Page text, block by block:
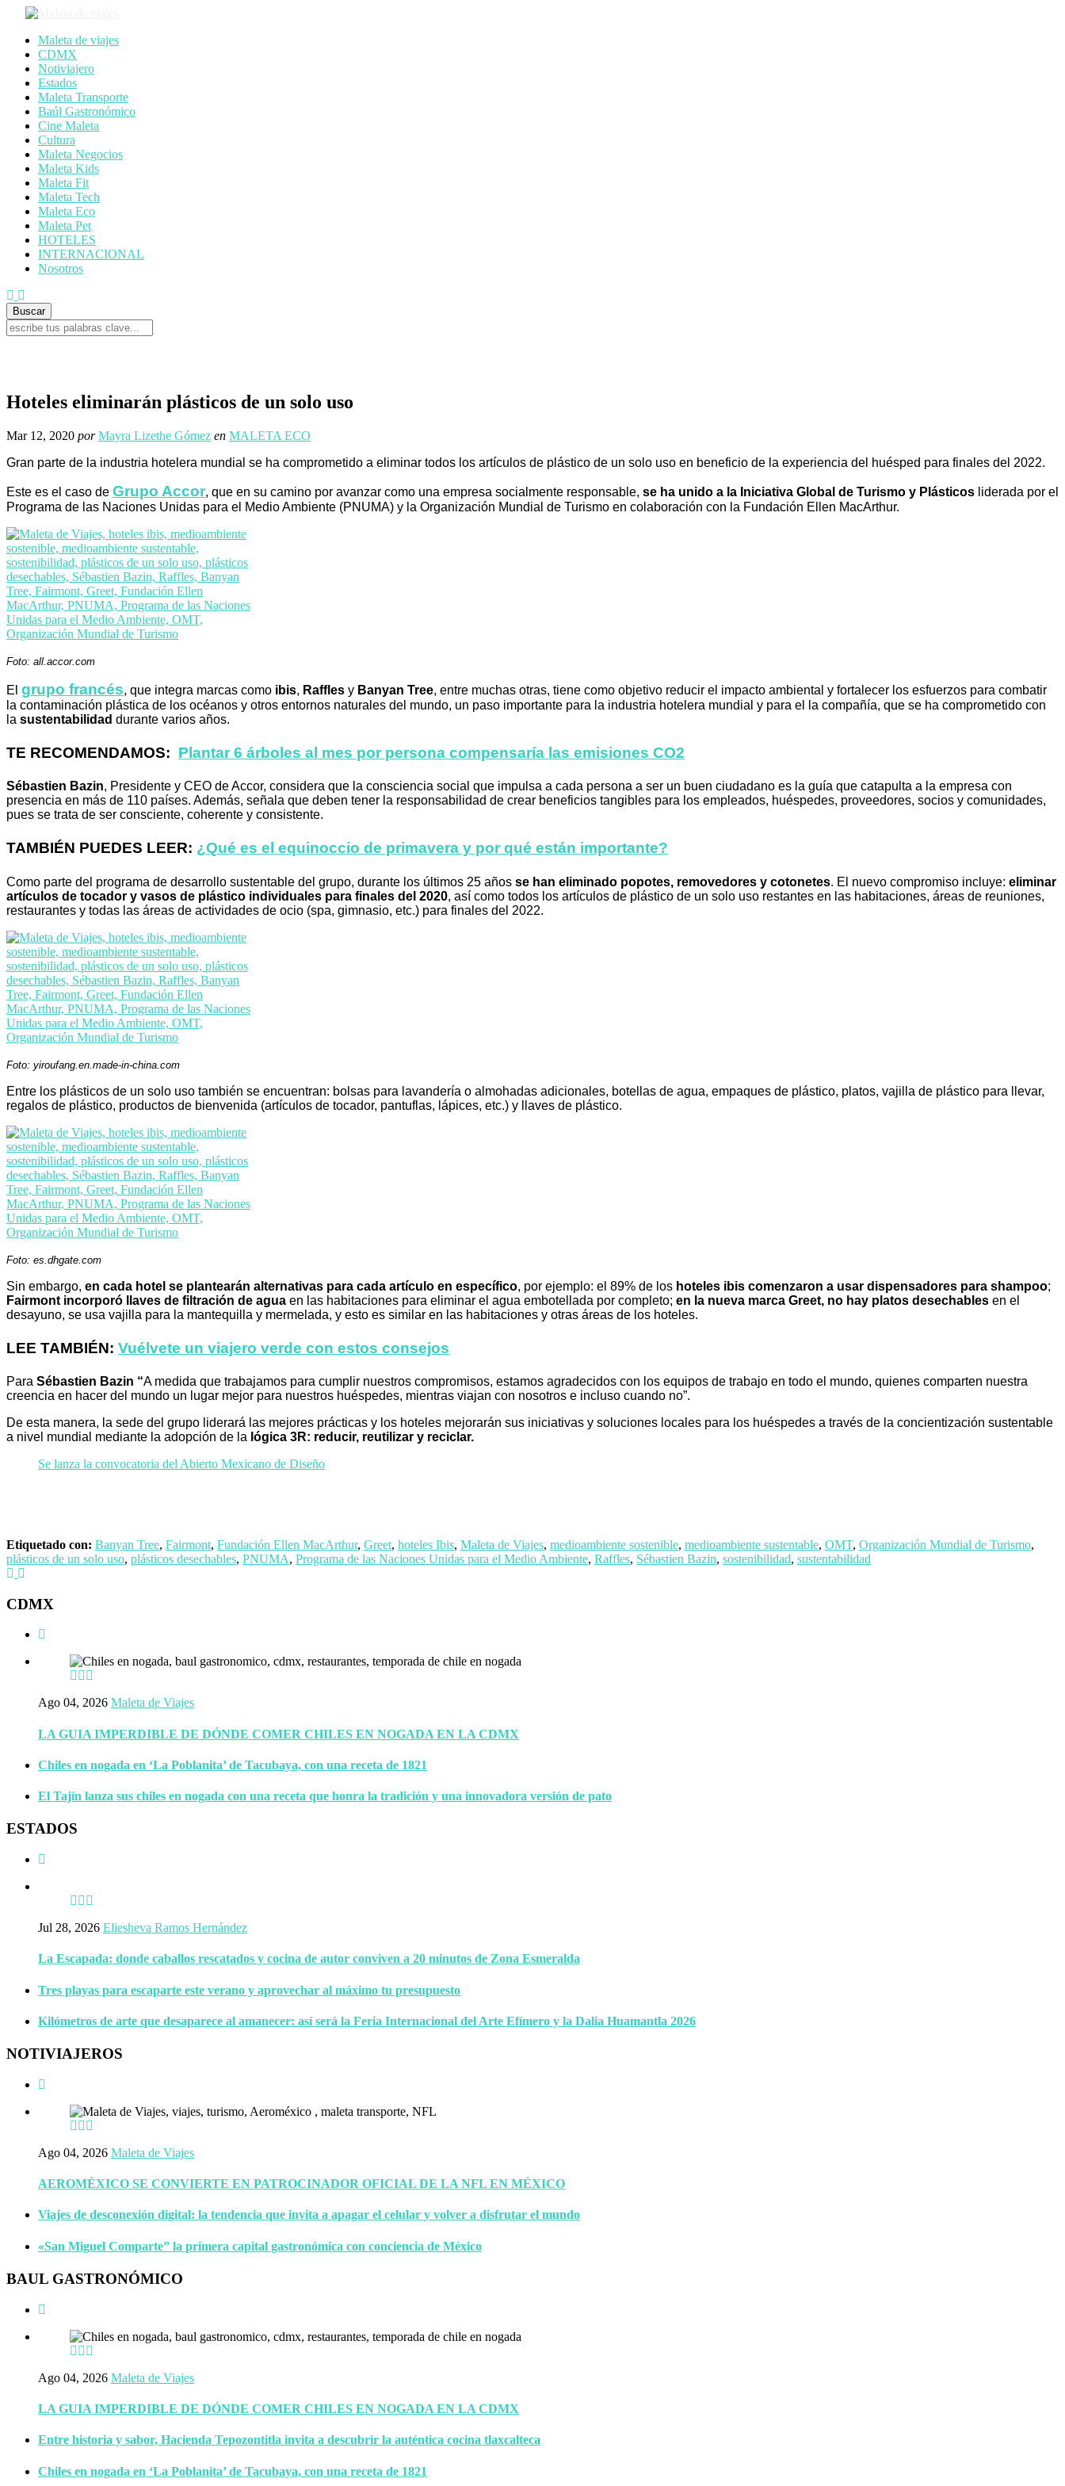
Maleta de viajes
CDMX
Notiviajero
Estados
Maleta Transporte
Baúl Gastronómico
Cine Maleta
Cultura
Maleta Negocios
Maleta Kids
Maleta Fit
Maleta Tech
Maleta Eco
Maleta Pet
HOTELES
INTERNACIONAL
Nosotros
Hoteles eliminarán plásticos de un solo uso
Mar 12, 2020 por Mayra Lizethe Gómez en MALETA ECO
Gran parte de la industria hotelera mundial se ha comprometido a eliminar todos los artículos de plástico de un solo uso en beneficio de la experiencia del huésped para finales del 2022.
Este es el caso de Grupo Accor, que en su camino por avanzar como una empresa socialmente responsable, se ha unido a la Iniciativa Global de Turismo y Plásticos liderada por el
Programa de las Naciones Unidas para el Medio Ambiente (PNUMA) y la Organización Mundial de Turismo en colaboración con la Fundación Ellen MacArthur.
Foto: all.accor.com
El grupo francés, que integra marcas como ibis, Raffles y Banyan Tree, entre muchas otras, tiene como objetivo reducir el impacto ambiental y fortalecer los esfuerzos para combatir
la contaminación plástica de los océanos y otros entornos naturales del mundo, un paso importante para la industria hotelera mundial y para el la compañía, que se ha comprometido con
la sustentabilidad durante varios años.
TE RECOMENDAMOS: Plantar 6 árboles al mes por persona compensaría las emisiones CO2
Sébastien Bazin, Presidente y CEO de Accor, considera que la consciencia social que impulsa a cada persona a ser un buen ciudadano es la guía que catapulta a la empresa con
presencia en más de 110 países. Además, señala que deben tener la responsabilidad de crear beneficios tangibles para los empleados, huéspedes, proveedores, socios y comunidades,
pues se trata de ser consciente, coherente y consistente.
TAMBIÉN PUEDES LEER: ¿Qué es el equinoccio de primavera y por qué están importante?
Como parte del programa de desarrollo sustentable del grupo, durante los últimos 25 años se han eliminado popotes, removedores y cotonetes. El nuevo compromiso incluye: eliminar
artículos de tocador y vasos de plástico individuales para finales del 2020, así como todos los artículos de plástico de un solo uso restantes en las habitaciones, áreas de reuniones,
restaurantes y todas las áreas de actividades de ocio (spa, gimnasio, etc.) para finales del 2022.
Foto: yiroufang.en.made-in-china.com
Entre los plásticos de un solo uso también se encuentran: bolsas para lavandería o almohadas adicionales, botellas de agua, empaques de plástico, platos, vajilla de plástico para llevar,
regalos de plástico, productos de bienvenida (artículos de tocador, pantuflas, lápices, etc.) y llaves de plástico.
Foto: es.dhgate.com
Sin embargo, en cada hotel se plantearán al ternativas para cada artículo en específico, por ejemplo: el 89% de los hoteles ibis comenzaron a usar dispensadores para shampoo;
Fairmont incorporó llaves de filtración de agua en las habitaciones para eliminar el agua embotellada por completo; en la nueva marca Greet, no hay platos desechables en el
desayuno, se usa vajilla para la mantequilla y mermelada, y esto es similar en las habitaciones y otras áreas de los hoteles.
LEE TAMBIÉN: Vuélvete un viajero verde con estos consejos
Para Sébastien Bazin “A medida que trabajamos para cumplir nuestros compromisos, estamos agradecidos con los equipos de trabajo en todo el mundo, quienes comparten nuestra
creencia en hacer del mundo un lugar mejor para nuestros huéspedes, mientras viajan con nosotros e incluso cuando no”.
De esta manera, la sede del grupo liderará las mejores prácticas y los hoteles mejorarán sus iniciativas y soluciones locales para los huéspedes a través de la concientización sustentable
a nivel mundial mediante la adopción de la lógica 3R: reducir, reutilizar y reciclar.
Se lanza la convocatoria del Abierto Mexicano de Diseño
Etiquetado con: Banyan Tree, Fairmont, Fundación Ellen MacArthur, Greet, hoteles Ibis, Maleta de Viajes, medioambiente sostenible, medioambiente sustentable, OMT, Organización Mundial de Turismo,
plásticos de un solo uso, plásticos desechables, PNUMA, Programa de las Naciones Unidas para el Medio Ambiente, Raffles, Sébastien Bazin, sostenibilidad, sustentabilidad
CDMX
Ago 04, 2026 Maleta de Viajes
LA GUIA IMPERDIBLE DE DÓNDE COMER CHILES EN NOGADA EN LA CDMX
Chiles en nogada en ‘La Poblanita’ de Tacubaya, con una receta de 1821
El Tajín lanza sus chiles en nogada con una receta que honra la tradición y una innovadora versión de pato
ESTADOS
Jul 28, 2026 Eliesheva Ramos Hernández
La Escapada: donde caballos rescatados y cocina de autor conviven a 20 minutos de Zona Esmeralda
Tres playas para escaparte este verano y aprovechar al máximo tu presupuesto
Kilómetros de arte que desaparece al amanecer: así será la Feria Internacional del Arte Efímero y la Dalia Huamantla 2026
NOTIVIAJEROS
Ago 04, 2026 Maleta de Viajes
AEROMÉXICO SE CONVIERTE EN PATROCINADOR OFICIAL DE LA NFL EN MÉXICO
Viajes de desconexión digital: la tendencia que invita a apagar el celular y volver a disfrutar el mundo
«San Miguel Comparte” la primera capital gastronómica con conciencia de México
BAUL GASTRONÓMICO
Ago 04, 2026 Maleta de Viajes
LA GUIA IMPERDIBLE DE DÓNDE COMER CHILES EN NOGADA EN LA CDMX
Entre historia y sabor, Hacienda Tepozontitla invita a descubrir la auténtica cocina tlaxcalteca
Chiles en nogada en ‘La Poblanita’ de Tacubaya, con una receta de 1821